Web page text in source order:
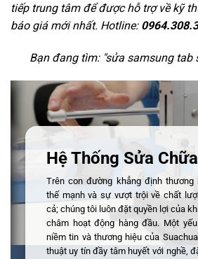
tiếp trung tâm để được hỗ trợ về kỹ
báo giá mới nhất. Hotline:
Bạn đang tìm: "sửa samsung tab
Hệ Thống Sửa Chữa
Trên con đường khẳng định thương
thế mạnh và sự vượt trội về chất
cả; chúng tôi luôn đặt quyền lợi của
châm hoạt động hàng đầu. Một
niềm tin và thương hiệu của
thuật uy tín đầy tâm huyết với nghề,